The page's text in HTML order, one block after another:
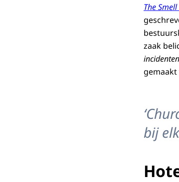
The
zaak
gemaakt
bij